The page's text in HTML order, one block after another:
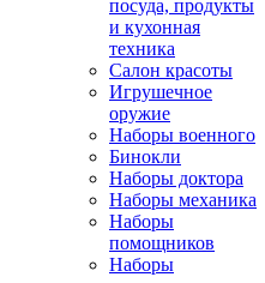
посуда, продукты
и кухонная
техника
Салон красоты
Игрушечное
оружие
Наборы военного
Бинокли
Наборы доктора
Наборы механика
Наборы
помощников
Наборы